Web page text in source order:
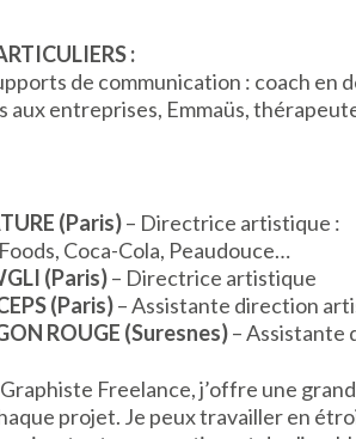
:
de communication : coach en
aux entreprises, Emmaüs,
(Paris)– Directrice artistique :
Coca-Cola, Peaudouce…
(Paris)– Directrice artistique
(Paris)– Assistante direction
ROUGE (Suresnes)– Assistante
Freelance, j’offre une
projet. Je peux travailler en